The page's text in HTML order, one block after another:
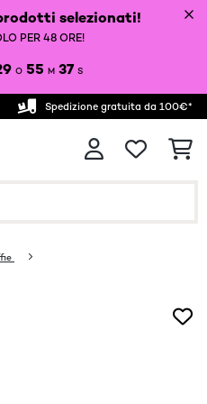
selezionati!
PER 48 ORE!
O 55 M 37 S
Spedizione gratuita da 100€*